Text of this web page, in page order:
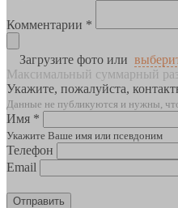
Комментарии *
Загрузите фото или
Максимальный суммарный
Укажите, пожалуйста,
Данные не публикуются и нужны,
Имя *
Укажите Ваше имя или псевдоним
Телефон
Email
Отправить